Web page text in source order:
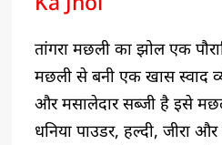
तांगरा मछली का झोल एक
मछली से बनी एक खास स्वाद
और मसालेदार सब्जी है इसे
धनिया पाउडर, हल्दी, जीरा